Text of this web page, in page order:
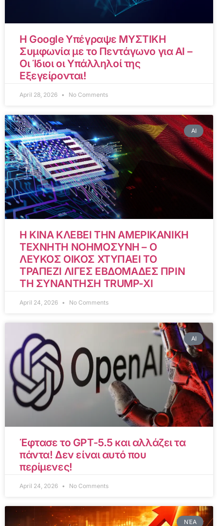
Η Google Υπέγραψε ΜΥΣΤΙΚΗ
Συμφωνία με το Πεντάγωνο για AI –
Οι Ίδιοι οι Υπάλληλοί της
Εξεγείρονται!
April 28, 2026 No Comments
AI
Η ΚΙΝΑ ΚΛΕΒΕΙ ΤΗΝ ΑΜΕΡΙΚΑΝΙΚΗ
ΤΕΧΝΗΤΗ ΝΟΗΜΟΣΥΝΗ – Ο
ΛΕΥΚΟΣ ΟΙΚΟΣ ΧΤΥΠΑΕΙ ΤΟ
ΤΡΑΠΕΖΙ ΛΙΓΕΣ ΕΒΔΟΜΑΔΕΣ ΠΡΙΝ
ΤΗ ΣΥΝΑΝΤΗΣΗ TRUMP-XI
April 24, 2026 No Comments
AI
Έφτασε το GPT-5.5 και αλλάζει τα
πάντα! Δεν είναι αυτό που
περίμενες!
April 24, 2026 No Comments
ΝΈΑ